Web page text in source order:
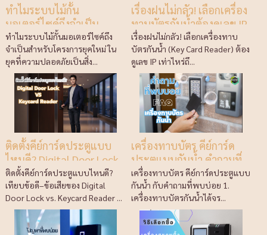
ทำไมระบบไม้กั้น
มอเตอร์ไซค์ถึงจำเป็น
สำหรับโครงการยุคใหม่
ทำไมระบบไม้กั้นมอเตอร์ไซค์ถึง
จำเป็นสำหรับโครงการยุคใหม่ ใน
ยุคที่ความปลอดภัยเป็นสิ่ง...
เรื่องฝนไม่กลัว! เลือกเครื่อง
ทาบบัตรกันน้ำต้องดูเลข IP
เท่าไหร่ถึงจะชัวร์?
เรื่องฝนไม่กลัว! เลือกเครื่องทาบ
บัตรกันน้ำ (Key Card Reader) ต้อง
ดูเลข IP เท่าไหร่ถึ...
ติดตั้งคีย์การ์ดประตูแบบ
ไหนดี? Digital Door Lock
& Keycard Reader
ติดตั้งคีย์การ์ดประตูแบบไหนดี?
เทียบข้อดี–ข้อเสียของ Digital
Door Lock vs. Keycard Reader ...
เครื่องทาบบัตร คีย์การ์ด
ประตูแบบกันน้ำ คำถามที่
พบบ่อย
เครื่องทาบบัตร คีย์การ์ดประตูแบบ
กันน้ำ กับคำถามที่พบบ่อย 1.
เครื่องทาบบัตรกันน้ำได้จร...